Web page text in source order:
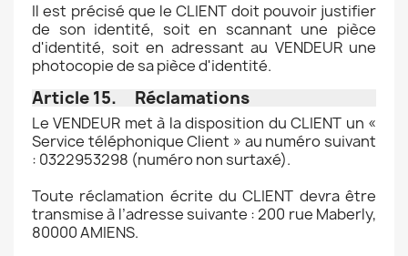
Il est précisé que le CLIENT doit pouvoir justifier
de son identité, soit en scannant une pièce
d'identité, soit en adressant au VENDEUR une
photocopie de sa pièce d'identité.
Article 15. Réclamations
Le VENDEUR met à la disposition du CLIENT un «
Service téléphonique Client » au numéro suivant
: 0322953298 (numéro non surtaxé).
Toute réclamation écrite du CLIENT devra être
transmise à l’adresse suivante : 200 rue Maberly,
80000 AMIENS.